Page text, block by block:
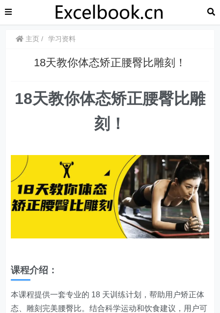
主页 学习资料
18天教你体态矫正腰臀比雕刻！
18天教你体态矫正腰臀比雕
刻！
课程介绍：
本课程提供一套专业的 18 天训练计划，帮助用户矫正体
态、雕刻完美腰臀比。结合科学运动和饮食建议，用户可